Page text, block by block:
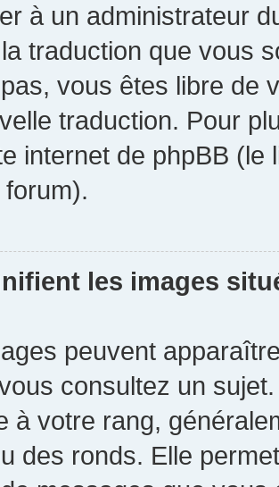
à un administrateur
traduction que vous
pas, vous êtes libre
traduction. Pour
internet de phpBB
les images
peuvent
consultez un
à votre rang,
des ronds. Elle